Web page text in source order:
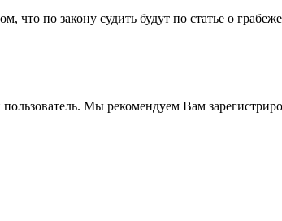
по закону судить будут по статье о
Мы рекомендуем Вам